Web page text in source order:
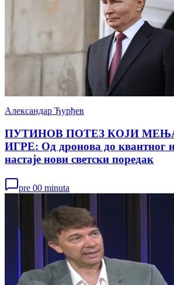
Александар Ђурђев
ПУТИНОВ ПОТЕЗ КОЈИ
ИГРЕ: Од дронова до квантног
настаје нови светски поредак
pre 00 minuta